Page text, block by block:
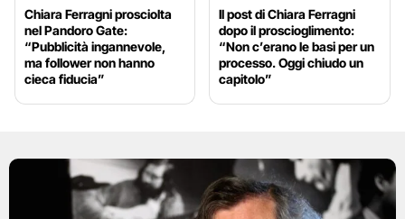
Chiara Ferragni prosciolta
nel Pandoro Gate:
“Pubblicità ingannevole,
ma follower non hanno
cieca fiducia”
Il post di Chiara Ferragni
dopo il proscioglimento:
“Non c’erano le basi per un
processo. Oggi chiudo un
capitolo”